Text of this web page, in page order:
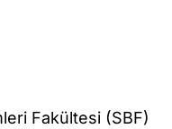
Fakültesi (SBF)